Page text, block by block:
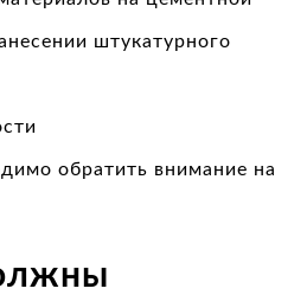
штукатурного
обратить внимание на